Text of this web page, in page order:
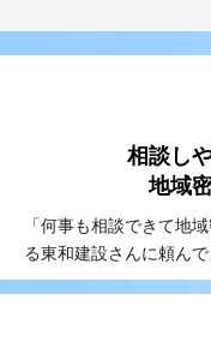
相談し
地域
「何事も相談できて地
る東和建設さんに頼んで